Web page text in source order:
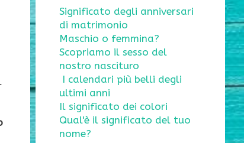
Significato degli anniversari
di matrimonio
Maschio o femmina?
Scopriamo il sesso del
nostro nascituro
I calendari più belli degli
ultimi anni
Il significato dei colori
Qual'è il significato del tuo
nome?